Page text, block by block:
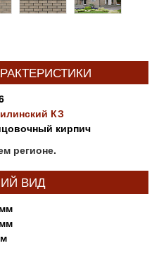
КЗ
кирпич
регионе.
ВИД